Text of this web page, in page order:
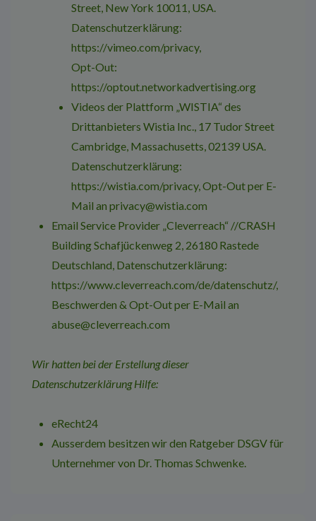
Street, New York 10011, USA.
Datenschutzerklärung:
https://vimeo.com/privacy,
Opt-Out:
https://optout.networkadvertising.org
Videos der Plattform „WISTIA“ des
Drittanbieters Wistia Inc., 17 Tudor Street
Cambridge, Massachusetts, 02139 USA.
Datenschutzerklärung:
https://wistia.com/privacy, Opt-Out per E-
Mail an privacy@wistia.com
Email Service Provider „Cleverreach“ //CRASH
Building Schafjückenweg 2, 26180 Rastede
Deutschland, Datenschutzerklärung:
https://www.cleverreach.com/de/datenschutz/,
Beschwerden & Opt-Out per E-Mail an
abuse@cleverreach.com
Wir hatten bei der Erstellung dieser
Datenschutzerklärung Hilfe:
eRecht24
Ausserdem besitzen wir den Ratgeber DSGV für
Unternehmervon Dr. Thomas Schwenke.